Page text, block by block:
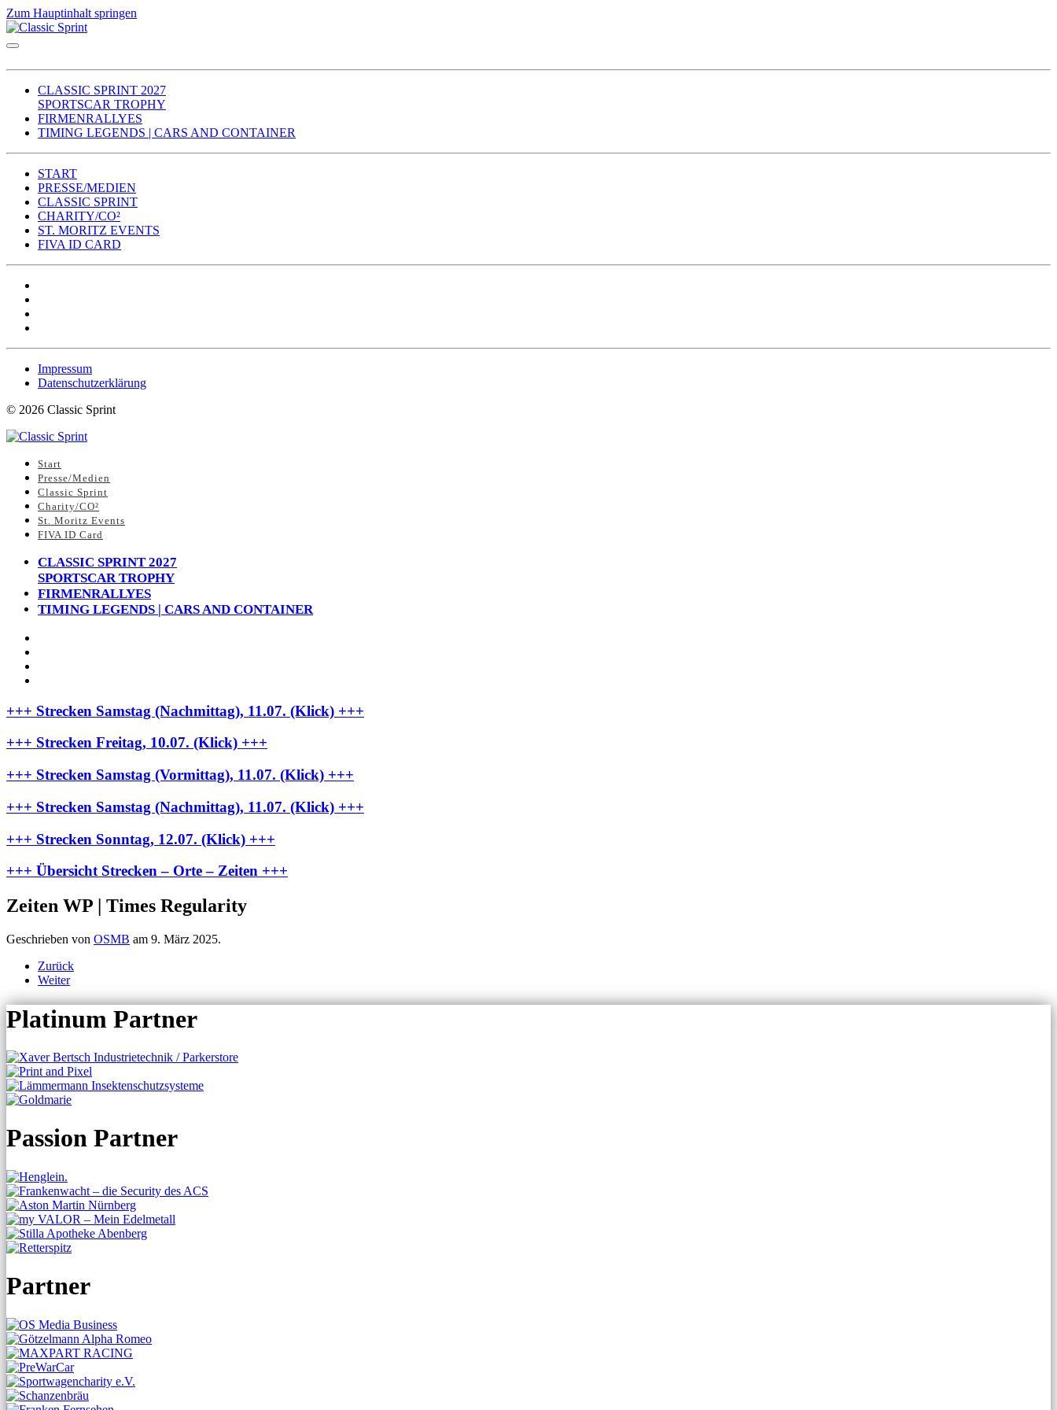
Zum Hauptinhalt springen
CLASSIC SPRINT 2027
SPORTSCAR TROPHY
FIRMENRALLYES
TIMING LEGENDS | CARS AND CONTAINER
START
PRESSE/MEDIEN
CLASSIC SPRINT
CHARITY/CO²
ST. MORITZ EVENTS
FIVA ID CARD
Impressum
Datenschutzerklärung
© 2026 Classic Sprint
Start
Presse/Medien
Classic Sprint
Charity/CO²
St. Moritz Events
FIVA ID Card
CLASSIC SPRINT 2027
SPORTSCAR TROPHY
FIRMENRALLYES
TIMING LEGENDS | CARS AND CONTAINER
+++ Strecken Samstag (Nachmittag), 11.07. (Klick) +++
+++ Strecken Freitag, 10.07. (Klick) +++
+++ Strecken Samstag (Vormittag), 11.07. (Klick) +++
+++ Strecken Samstag (Nachmittag), 11.07. (Klick) +++
+++ Strecken Sonntag, 12.07. (Klick) +++
+++ Übersicht Strecken – Orte – Zeiten +++
Zeiten WP | Times Regularity
Geschrieben von OSMB am 9. März 2025.
Zurück
Weiter
Platinum Partner
Passion Partner
Partner